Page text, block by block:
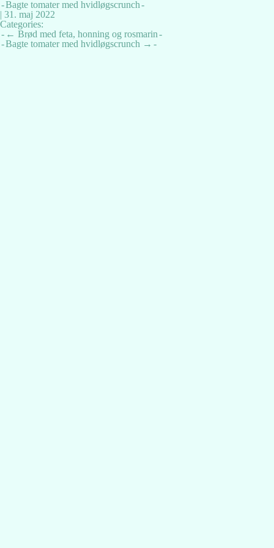
Bagte tomater med hvidløgscrunch
| 31. maj 2022
Categories:
Indlægsnavigation
← Brød med feta, honning og rosmarin
Bagte tomater med hvidløgscrunch →